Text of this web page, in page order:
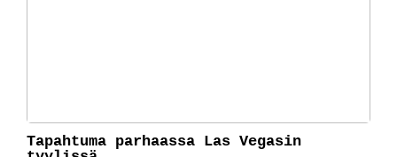
Tapahtuma parhaassa Las Vegasin